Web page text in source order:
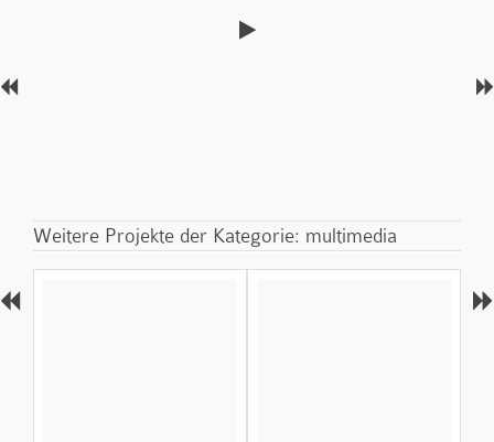
Weitere Projekte der Kategorie: multimedia